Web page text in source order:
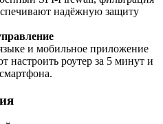
надёжную защиту
и мобильное приложение
настроить роутер за 5 минут и